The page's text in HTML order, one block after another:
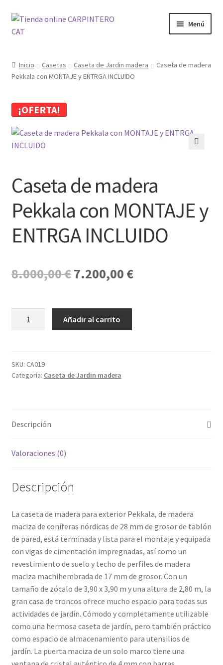
Ir
a
Ir
al
Menú
Carrito
Finalizar compra
Mi cuenta
Inicio Casetas Caseta de Jardin madera
Caseta de madera
Pekkala con MONTAJE y ENTRGA INCLUIDO
¡OFERTA!
Caseta de madera
Pekkala con MONTAJE y
ENTRGA INCLUIDO
8.000,00€ El
original
era:
7.200,00 €El
con
MONTAJE
cantidad
Añadir al carrito
SKU: CA019
Categoría: Caseta de Jardin madera
Descripción
Valoraciones (0)
Descripción
La caseta de madera para exterior Pekkala, de madera
maciza de coníferas nórdicas de 28 mm de grosor de tablón
de pared, está terminada y lista para el montaje y equipada
con vigas de cimentación impregnadas, así como un
revestimiento de suelo y techo de perfiles de madera
maciza machihembrada de 17 mm de grosor. Con un
tamaño de zócalo de 3,90 x 3,90 m y una altura de 2,80 m, la
gran casa de troncos ofrece mucho espacio para todas sus
actividades de jardín. Cómodo y completamente utilizable
como una hermosa caseta de jardín, pero también práctico
como espacio de almacenamiento para utensilios de
jardín. La puerta maciza de un solo marco tiene una